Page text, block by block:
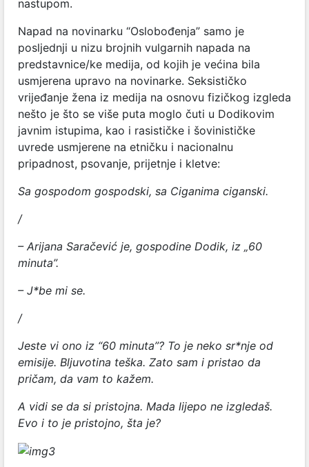
nastupom.
Napad na novinarku “Oslobođenja” samo je
posljednji u nizu brojnih vulgarnih napada na
predstavnice/ke medija, od kojih je većina bila
usmjerena upravo na novinarke. Seksističko
vrijeđanje žena iz medija na osnovu fizičkog izgleda
nešto je što se više puta moglo čuti u Dodikovim
javnim istupima, kao i rasističke i šovinističke
uvrede usmjerene na etničku i nacionalnu
pripadnost, psovanje, prijetnje i kletve:
Sa gospodom gospodski, sa Ciganima ciganski.
/
– Arijana Saračević je, gospodine Dodik, iz „60
minuta”.
– J*be mi se.
/
Jeste vi ono iz “60 minuta”? To je neko sr*nje od
emisije. Bljuvotina teška. Zato sam i pristao da
pričam, da vam to kažem.
A vidi se da si pristojna. Mada lijepo ne izgledaš.
Evo i to je pristojno, šta je?